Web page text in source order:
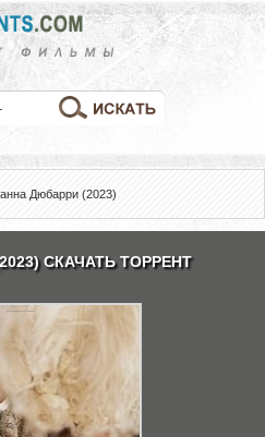
Дюбарри (2023)
СКАЧАТЬ ТОРРЕНТ